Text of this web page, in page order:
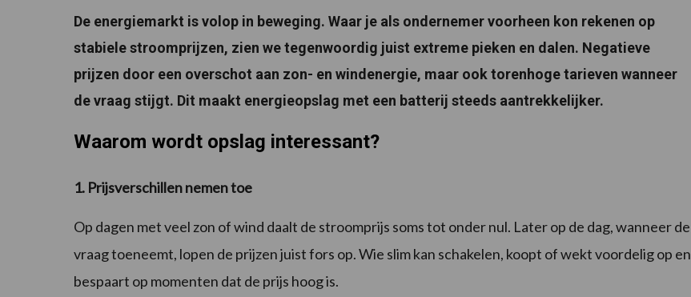
De energiemarkt is volop in beweging. Waar je als ondernemer voorheen kon rekenen op
stabiele stroomprijzen, zien we tegenwoordig juist extreme pieken en dalen. Negatieve
prijzen door een overschot aan zon- en windenergie, maar ook torenhoge tarieven wanneer
de vraag stijgt. Dit maakt energieopslag met een batterij steeds aantrekkelijker.
Waarom wordt opslag interessant?
1. Prijsverschillen nemen toe
Op dagen met veel zon of wind daalt de stroomprijs soms tot onder nul. Later op de dag, wanneer de
vraag toeneemt, lopen de prijzen juist fors op. Wie slim kan schakelen, koopt of wekt voordelig op en
bespaart op momenten dat de prijs hoog is.